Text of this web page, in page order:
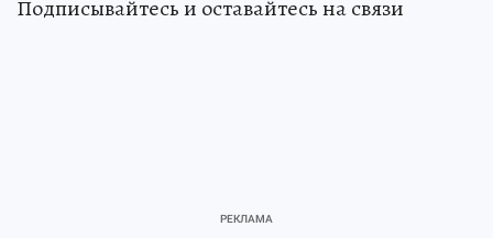
Подписывайтесь и оставайтесь на связи